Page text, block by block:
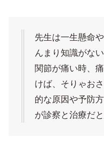
先生は一生懸命
んまり知識がない
関節が痛い時、
けば、そりゃお
的な原因や予防
が診察と治療だと